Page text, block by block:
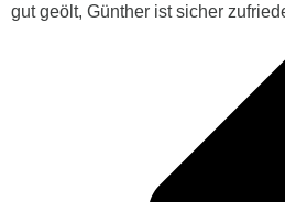
gut geölt, Günther ist sicher